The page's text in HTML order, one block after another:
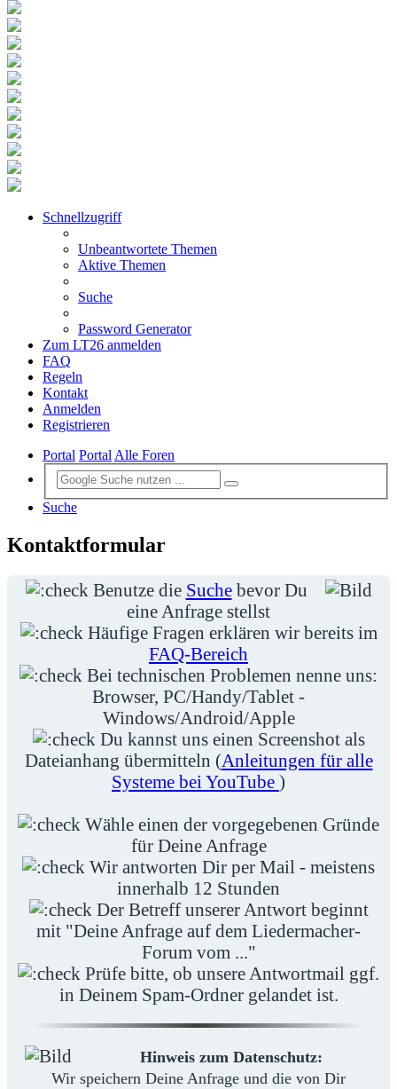
Schnellzugriff
Unbeantwortete Themen
Aktive Themen
Suche
Password Generator
Zum LT26 anmelden
FAQ
Regeln
Kontakt
Anmelden
Registrieren
Portal PortalAlle Foren
Suche
Kontaktformular
Benutze die Suchebevor Du
eine Anfrage stellst
Häufige Fragen erklären wir bereits im
FAQ-Bereich
Bei technischen Problemen nenne uns:
Browser, PC/Handy/Tablet -
Windows/Android/Apple
Du kannst uns einen Screenshot als
Dateianhang übermitteln (Anleitungen für alle
Systeme bei YouTube )
Wähle einen der vorgegebenen Gründe
für Deine Anfrage
Wir antworten Dir per Mail - meistens
innerhalb 12 Stunden
Der Betreff unserer Antwort beginnt
mit "Deine Anfrage auf dem Liedermacher-
Forum vom ..."
Prüfe bitte, ob unsere Antwortmail ggf.
in Deinem Spam-Ordner gelandet ist.
Hinweis zum Datenschutz:
Wir speichern Deine Anfrage und die von Dir